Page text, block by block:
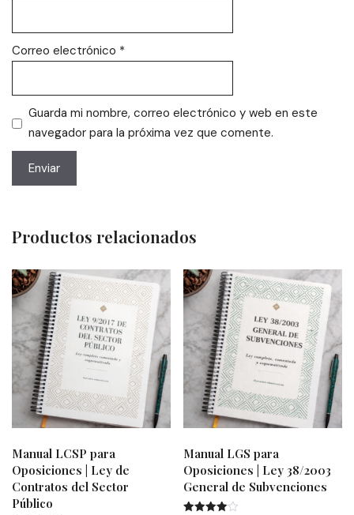
Correo electrónico *
Guarda mi nombre, correo electrónico y web en este
navegador para la próxima vez que comente.
Productos relacionados
Manual LCSP para
Oposiciones | Ley de
Contratos del Sector
Público
Manual LGS para
Oposiciones | Ley 38/2003
General de Subvenciones